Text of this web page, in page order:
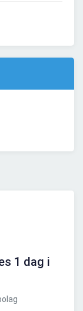
1 dag i